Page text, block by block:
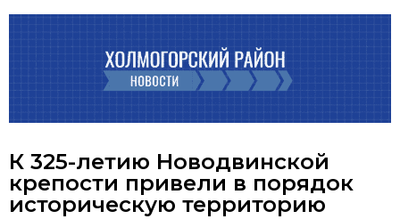
К 325-летию Новодвинской
крепости привели в порядок
историческую территорию